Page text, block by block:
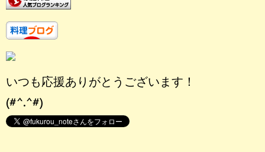
いつも応援ありがとうございます！
(#^.^#)